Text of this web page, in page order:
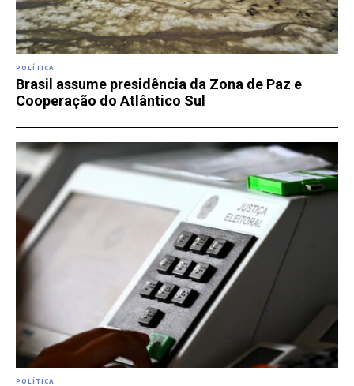
POLÍTICA
Brasil assume presidência da Zona de Paz e
Cooperação do Atlântico Sul
POLÍTICA